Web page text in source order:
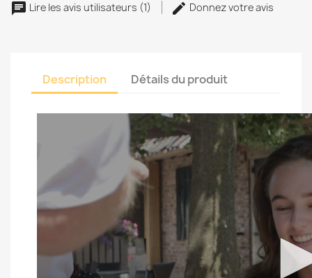
Lire les avis utilisateurs (1) Donnez votre avis
Description Détails du produit